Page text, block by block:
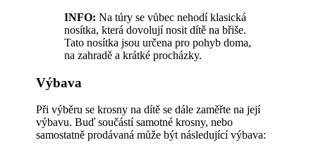
INFO: Na túry se vůbec nehodí klasická
nosítka, která dovolují nosit dítě na břiše.
Tato nosítka jsou určena pro pohyb doma,
na zahradě a krátké procházky.
Výbava
Při výběru se krosny na dítě se dále zaměřte na její
výbavu. Buď součástí samotné krosny, nebo
samostatně prodávaná může být následující výbava: